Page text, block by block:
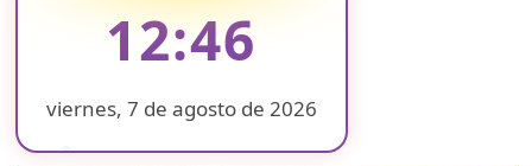
12:46
viernes, 7 de agosto de 2026
❄
❄